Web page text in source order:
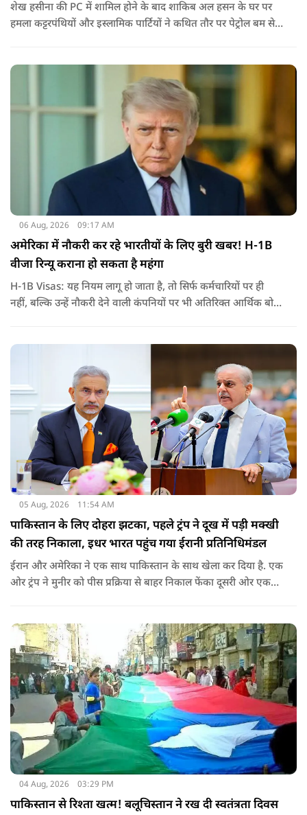
शेख हसीना की PC में शामिल होने के बाद शाकिब अल हसन के घर पर
हमला कट्टरपंथियों और इस्लामिक पार्टियों ने कथित तौर पर पेट्रोल बम से
जरिए संबोधन दिया था.
06 Aug, 2026 09:17 AM
अमेरिका में नौकरी कर रहे भारतीयों के लिए बुरी खबर! H-1B
वीजा रिन्यू कराना हो सकता है महंगा
H-1B Visas: यह नियम लागू हो जाता है, तो सिर्फ कर्मचारियों पर ही
नहीं, बल्कि उन्हें नौकरी देने वाली कंपनियों पर भी अतिरिक्त आर्थिक बोझ
वीजा का समय-समय पर नवीनीकरण कराते हैं.
05 Aug, 2026 11:54 AM
पाकिस्तान के लिए दोहरा झटका, पहले ट्रंप ने दूख में पड़ी मक्खी
की तरह निकाला, इधर भारत पहुंच गया ईरानी प्रतिनिधिमंडल
ईरान और अमेरिका ने एक साथ पाकिस्तान के साथ खेला कर दिया है. एक
ओर ट्रंप ने मुनीर को पीस प्रक्रिया से बाहर निकाल फेंका दूसरी ओर एक
04 Aug, 2026 03:29 PM
पाकिस्तान से रिश्ता खत्म! बलूचिस्तान ने रख दी स्वतंत्रता दिवस